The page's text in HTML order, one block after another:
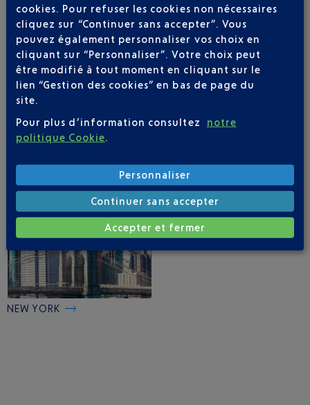
APPLICATION AÉROPORT NICE
1 DESTINATIONS AVEC LA COMPAGNIE AU
DÉPART DE NICE
NEW YORK
cookies. Pour refuser les cookies non nécessaires
cliquez sur “Continuer sans accepter”. Vous
pouvez également personnaliser vos choix en
cliquant sur “Personnaliser”. Votre choix peut
être modifié à tout moment en cliquant sur le
lien “Gestion des cookies” en bas de page du
site.
Pour plus d’information consultez
notre
politique Cookie
Personnaliser
Continuer sans accepter
Accepter et fermer